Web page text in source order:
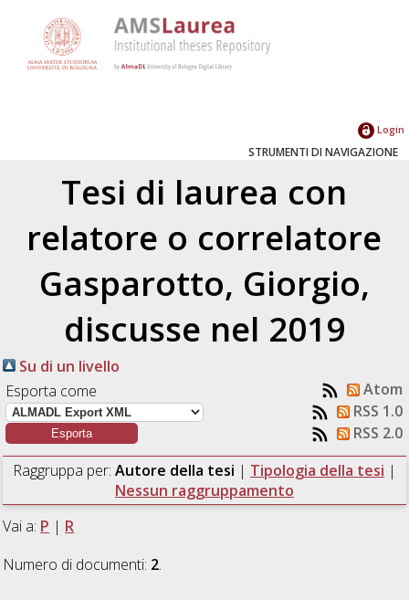
Login
STRUMENTI DI NAVIGAZIONE
Tesi di laurea con
relatore o correlatore
Gasparotto, Giorgio,
discusse nel 2019
Su di un livello
Esporta come
Atom
RSS 1.0
RSS 2.0
Raggruppa per: Autore della tesi | Tipologia della tesi |
Nessun raggruppamento
Vai a: P | R
Numero di documenti: 2.